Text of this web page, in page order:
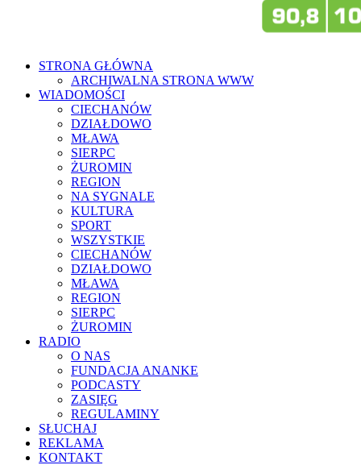
STRONA GŁÓWNA
ARCHIWALNA STRONA WWW
WIADOMOŚCI
CIECHANÓW
DZIAŁDOWO
MŁAWA
SIERPC
ŻUROMIN
REGION
NA SYGNALE
KULTURA
SPORT
WSZYSTKIE
CIECHANÓW
DZIAŁDOWO
MŁAWA
REGION
SIERPC
ŻUROMIN
RADIO
O NAS
FUNDACJA ANANKE
PODCASTY
ZASIĘG
REGULAMINY
SŁUCHAJ
REKLAMA
KONTAKT